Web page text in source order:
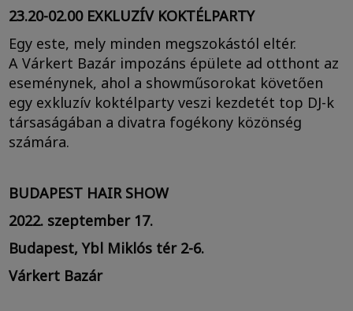
23.20-02.00 EXKLUZÍV KOKTÉLPARTY
Egy este, mely minden megszokástól eltér.
A Várkert Bazár impozáns épülete ad otthont az
eseménynek, ahol a showműsorokat követően
egy exkluzív koktélparty veszi kezdetét top DJ-k
társaságában a divatra fogékony közönség
számára.
BUDAPEST HAIR SHOW
2022. szeptember 17.
Budapest, Ybl Miklós tér 2-6.
Várkert Bazár